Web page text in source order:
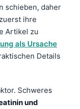
schieben, daher
ihre
Artikel zu
als Ursache
Details
Schweres
und